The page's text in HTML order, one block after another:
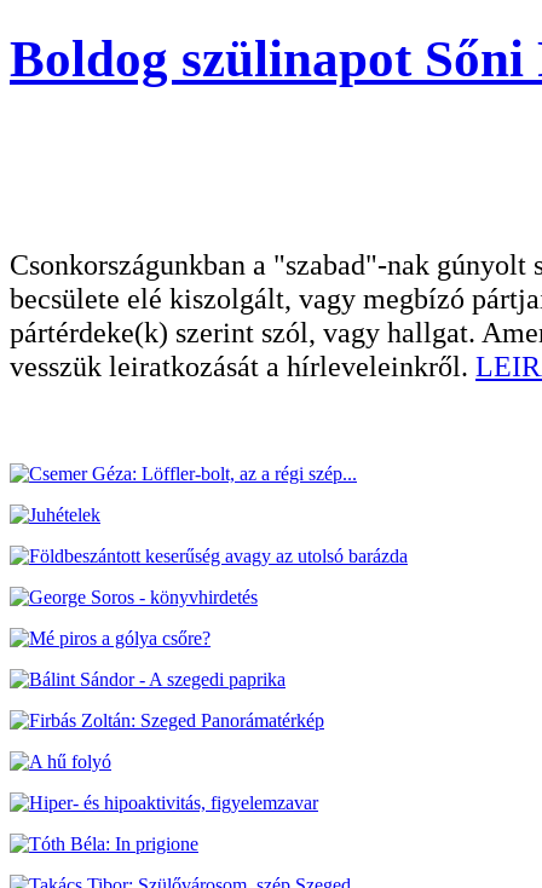
Boldog szülinapot
Csonkországunkban a "szabad"-nak
becsülete elé kiszolgált, vagy megbízó
pártérdeke(k) szerint szól, vagy hallgat.
vesszük leiratkozását a hírleveleinkről.